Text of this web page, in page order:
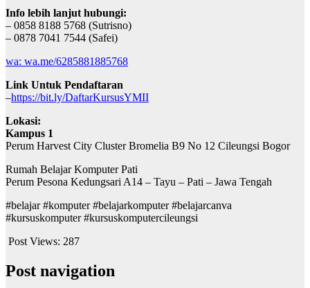
Info lebih lanjut hubungi:
– 0858 8188 5768 (Sutrisno)
– 0878 7041 7544 (Safei)
wa: wa.me/6285881885768
Link Untuk Pendaftaran
–https://bit.ly/DaftarKursusYMII
Lokasi:
Kampus 1
Perum Harvest City Cluster Bromelia B9 No 12 Cileungsi Bogor
Rumah Belajar Komputer Pati
Perum Pesona Kedungsari A14 – Tayu – Pati – Jawa Tengah
#belajar #komputer #belajarkomputer #belajarcanva
#kursuskomputer #kursuskomputercileungsi
Post Views: 287
Post navigation